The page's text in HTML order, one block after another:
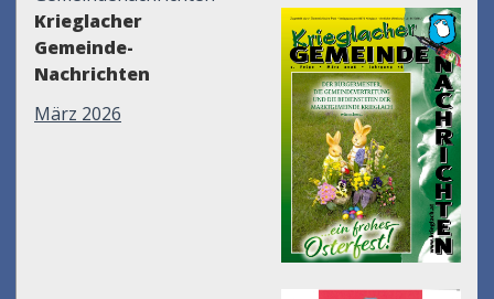
Krieglacher
Gemeinde-
Nachrichten
März 2026